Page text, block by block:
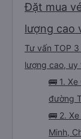
Đặt mua
lượng cao
Tư vấn TOP
lượng cao,
🚌 1.
đường
🚌 2.
Minh,